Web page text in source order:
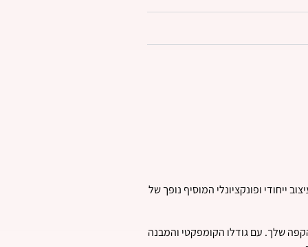
ופונקציונלי המוסיף נופך של
שלך. עם גודלו הקומפקטי והמבנה